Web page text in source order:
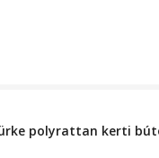
polyrattan kerti